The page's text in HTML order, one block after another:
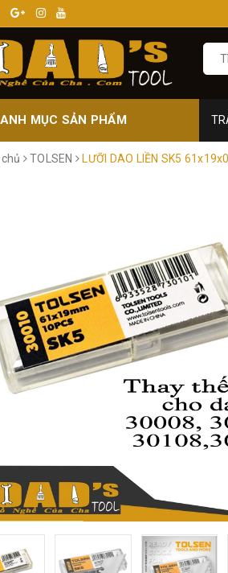
MỤC SẢN PHẨM
TOLSEN LƯỠI DAO LIỀN SK5